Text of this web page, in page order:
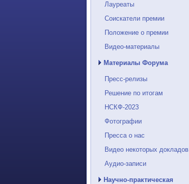
Лауреаты
Соискатели премии
Положение о премии
Видео-материалы
Материалы Форума
Пресс-релизы
Решение по итогам
НСКФ-2023
Фотографии
Пресса о нас
Видео некоторых докладов
Аудио-записи
Научно-практическая